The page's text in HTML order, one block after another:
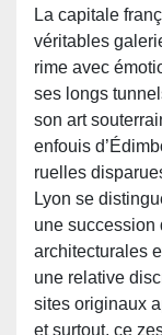
La capitale
véritables
rime avec
ses longs
son art
enfouis
ruelles
Lyon se
une succession
architecturales
une relative
sites originaux
et surtout, ce